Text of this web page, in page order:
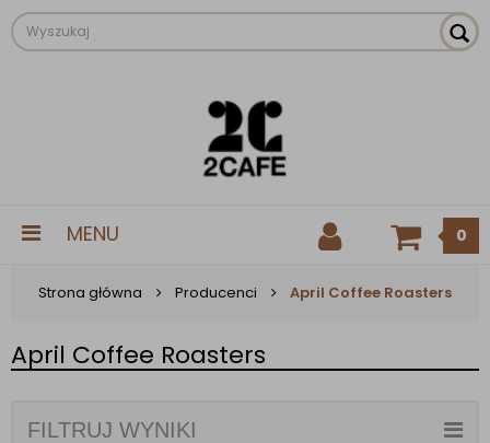
MENU 0
Strona główna Producenci April Coffee Roasters
April Coffee Roasters
FILTRUJ WYNIKI